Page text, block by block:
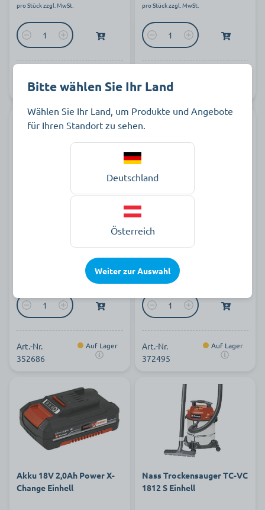
pro Stück zzgl. MwSt.
361575
pro Stück zzgl. MwSt.
347069
Art.-Nr.
352686
Auf Lager
pro Stück zzgl. MwSt.
Art.-Nr.
372495
Auf Lager
Akku 18V 2,0Ah Power X-
Change Einhell
Nass Trockensauger TC-VC
1812 S Einhell
Bitte wählen Sie Ihr Land
Wählen Sie Ihr Land, um Produkte und Angebote
für Ihren Standort zu sehen.
Deutschland
Österreich
Weiter zur Auswahl